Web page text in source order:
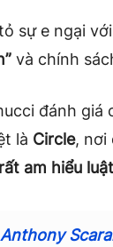
sự e ngại với
và chính
đánh
là Circle, nơi
am hiểu